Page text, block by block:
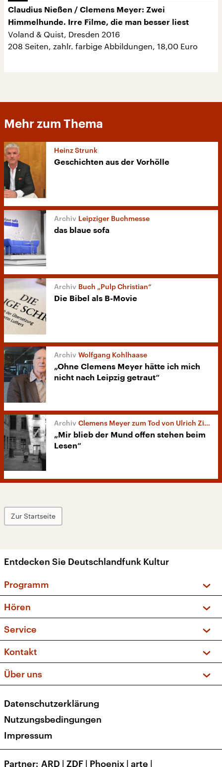
Claudius Nießen / Clemens Meyer: Zwei
Himmelhunde. Irre Filme, die man besser liest
Voland & Quist, Dresden 2016
208 Seiten, zahlr. farbige Abbildungen, 18,00 Euro
Mehr zum Thema
Heinz Strunk
Geschichten aus der Vorhölle
Leipziger Buchmesse
das blaue sofa
Buch „Pulp Christian“
Die Bibel als B-Movie
Wolfgang Kohlhaase
„Ohne Clemens Meyer hätte ich mich
nicht nach Leipzig getraut“
Clemens Meyer zum Tod von Ulrich Zieger
„Mir blieb der Mund offen stehen beim
Lesen“
Zur Startseite
Entdecken Sie Deutschlandfunk Kultur
Programm
Sendungen und Podcasts
Musikliste
Kakadu – Das Kinderprogramm
Hören
Frequenzen (UKW + DAB+)
Service
FAQ
Apps
Newsletter
Kontakt
Social Media
Über uns
Presse
Karriere
Transparenz
Datenschutzerklärung
Nutzungsbedingungen
Impressum
Partner ARD | ZDF | Phoenix | arte |